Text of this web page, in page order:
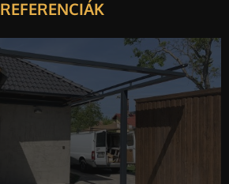
REFERENCIÁK